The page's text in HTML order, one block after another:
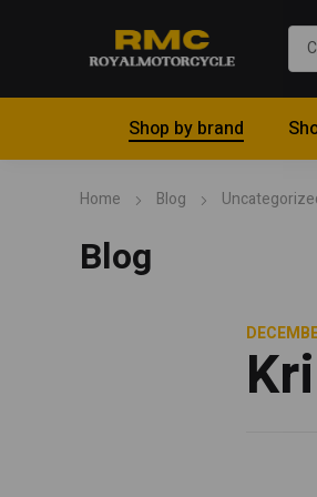
Shop by brand
Home Blog
Blog